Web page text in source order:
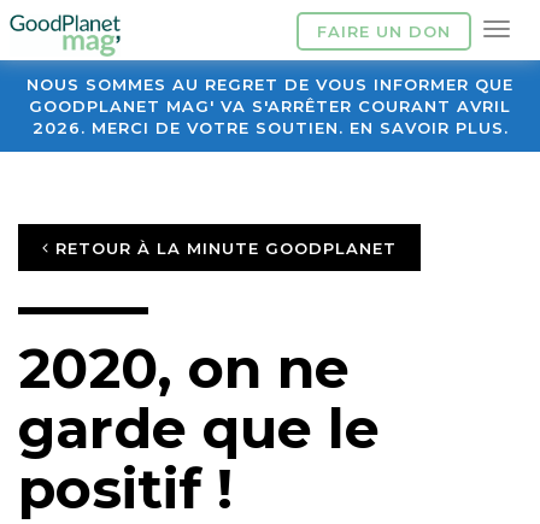
FAIRE UN DON
NOUS SOMMES AU REGRET DE VOUS INFORMER QUE
GOODPLANET MAG' VA S'ARRÊTER COURANT AVRIL
2026. MERCI DE VOTRE SOUTIEN. EN SAVOIR PLUS.
RETOUR À LA MINUTE GOODPLANET
2020, on ne
garde que le
positif !